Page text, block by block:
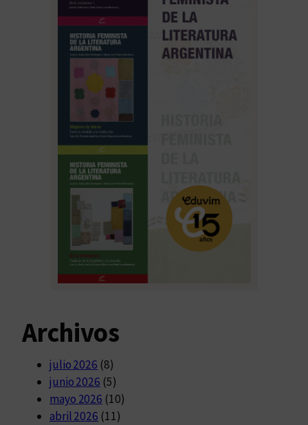
Archivos
julio 2026 (8)
junio 2026 (5)
mayo 2026 (10)
abril 2026 (11)